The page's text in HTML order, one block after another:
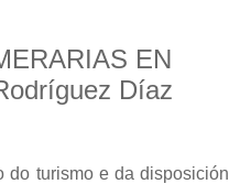
EN
Díaz
do turismo e da disposición